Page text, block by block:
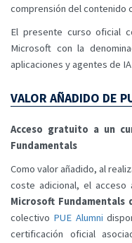
comprensión del contenido
El presente curso oficial
Microsoft con la
aplicaciones y agentes de
VALOR AÑADIDO DE
Acceso gratuito a un
Fundamentals
Como valor añadido, al
coste adicional, el acceso
Microsoft Fundamentals
colectivo PUE Alumni
certificación oficial